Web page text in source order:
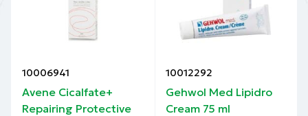
10006941
Avene Cicalfate+
Repairing Protective
10012292
Gehwol Med Lipidro
Cream 75 ml